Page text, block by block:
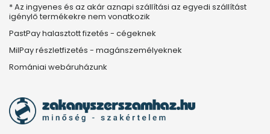
* Az ingyenes és az akár aznapi szállítási az egyedi szállítást
igénylő termékekre nem vonatkozik
PastPay halasztott fizetés - cégeknek
MilPay részletfizetés - magánszemélyeknek
Romániai webáruházunk